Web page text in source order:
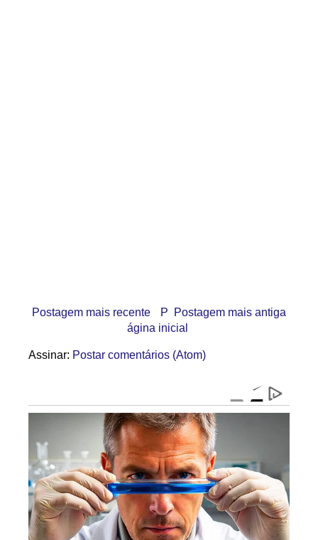
Postagem mais recente Postagem mais antiga
P
ágina inicial
Assinar: Postar comentários (Atom)